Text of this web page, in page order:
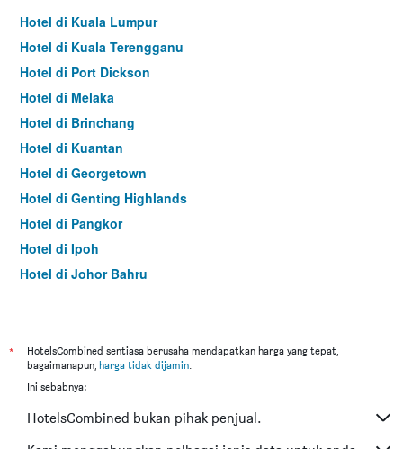
Hotel di Kuala Lumpur
Hotel di Kuala Terengganu
Hotel di Port Dickson
Hotel di Melaka
Hotel di Brinchang
Hotel di Kuantan
Hotel di Georgetown
Hotel di Genting Highlands
Hotel di Pangkor
Hotel di Ipoh
Hotel di Johor Bahru
Hotel di Kuching
Hotel di Tokyo
Hotel di Bangkok
*
HotelsCombined sentiasa berusaha mendapatkan harga yang tepat,
bagaimanapun, harga tidak dijamin.
Ini sebabnya:
HotelsCombined bukan pihak penjual.